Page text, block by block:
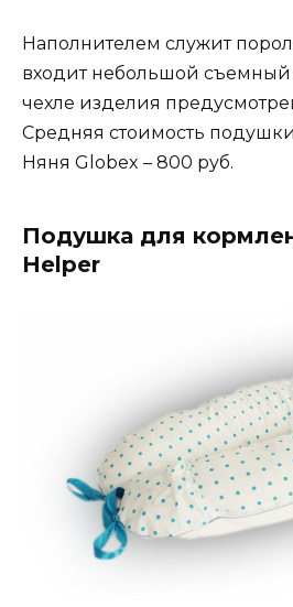
Наполнителем служит
входит небольшой
чехле изделия
Средняя стоимость
Няня Globex – 800 руб.
Подушка для
Helper